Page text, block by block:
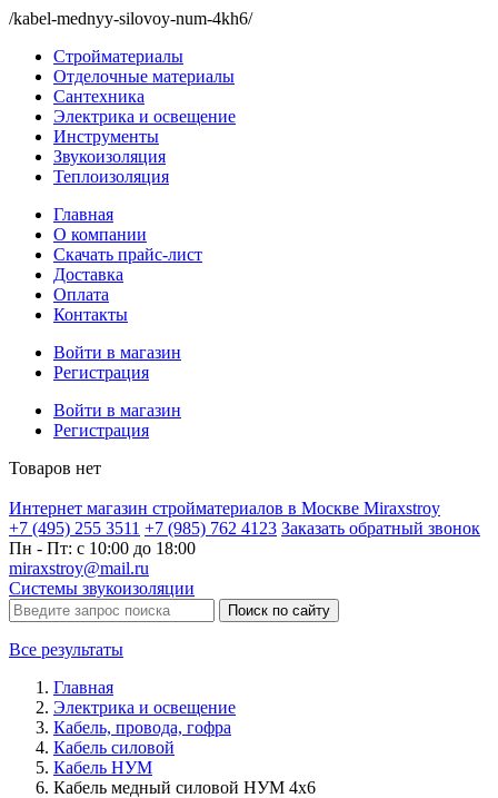
/kabel-mednyy-silovoy-num-4kh6/
Стройматериалы
Отделочные материалы
Сантехника
Электрика и освещение
Инструменты
Звукоизоляция
Теплоизоляция
Главная
О компании
Скачать прайс-лист
Доставка
Оплата
Контакты
Войти в магазин
Регистрация
Войти в магазин
Регистрация
Товаров нет
Интернет магазин стройматериалов в Москве Miraxstroy
+7 (495) 255 3511 +7 (985) 762 4123 Заказать обратный звонок
Пн - Пт: с 10:00 до 18:00
miraxstroy@mail.ru
Системы звукоизоляции
Поиск по сайту
Все результаты
Главная
Электрика и освещение
Кабель, провода, гофра
Кабель силовой
Кабель НУМ
Кабель медный силовой НУМ 4х6